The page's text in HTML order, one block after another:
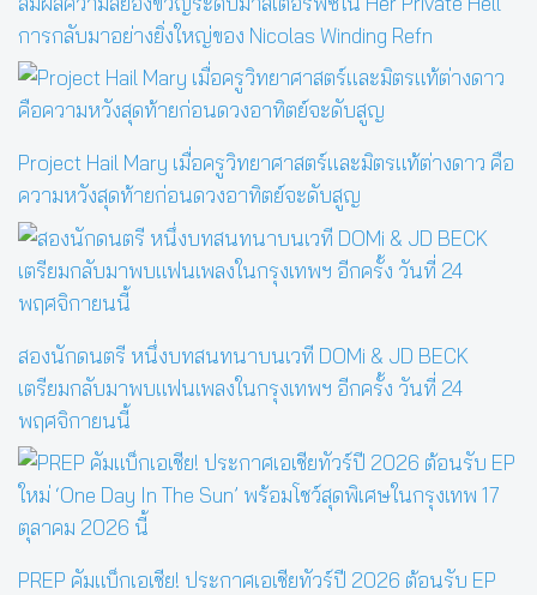
การกลับมาอย่างยิ่งใหญ่ของ Nicolas Winding Refn
Project Hail Mary เมื่อครูวิทยาศาสตร์และมิตรแท้ต่างดาว คือ
ความหวังสุดท้ายก่อนดวงอาทิตย์จะดับสูญ
สองนักดนตรี หนึ่งบทสนทนาบนเวที DOMi & JD BECK
เตรียมกลับมาพบแฟนเพลงในกรุงเทพฯ อีกครั้ง วันที่ 24
พฤศจิกายนนี้
PREP คัมแบ็กเอเชีย! ประกาศเอเชียทัวร์ปี 2026 ต้อนรับ EP